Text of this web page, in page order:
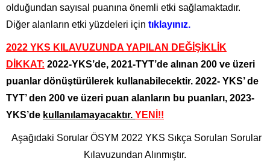
olduğundan sayısal puanına önemli etki sağlamaktadır.
Diğer alanların etki yüzdeleri için tıklayınız.
2022 YKS KILAVUZUNDA YAPILAN DEĞİŞİKLİK
DİKKAT: 2022-YKS’de, 2021-TYT’de alınan 200 ve üzeri
puanlar dönüştürülerek kullanabilecektir. 2022- YKS’ de
TYT’ den 200 ve üzeri puan alanların bu puanları, 2023-
YKS’de kullanılamayacaktır. YENİ!!
Aşağıdaki Sorular ÖSYM 2022 YKS Sıkça Sorulan Sorular
Kılavuzundan Alınmıştır.